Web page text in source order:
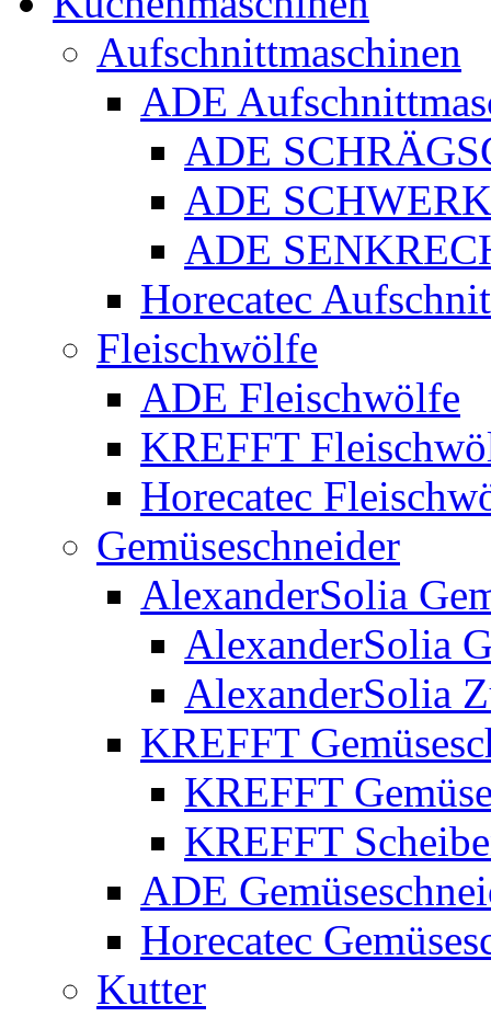
Aufschnittmaschinen
ADE
ADE
ADE
ADE
Horecatec
Fleischwölfe
ADE Fleischwölfe
KREFFT
Horecatec
Gemüseschneider
AlexanderSolia
AlexanderSolia
AlexanderSolia
KREFFT
KREFFT
KREFFT
ADE
Horecatec
Kutter